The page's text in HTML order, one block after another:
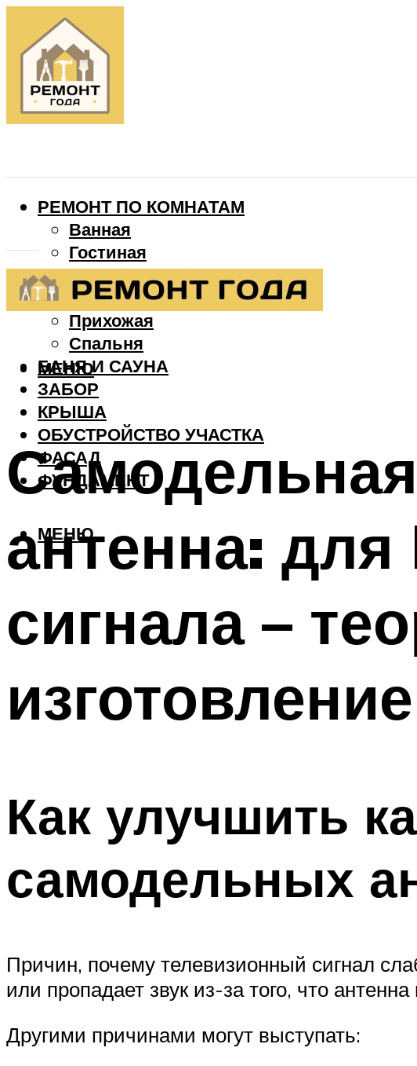
РЕМОНТ ПО КОМНАТАМ
Ванная
Гостиная
Детская
Кухня
Прихожая
Спальня
БАНЯ И САУНА
ЗАБОР
КРЫША
ОБУСТРОЙСТВО УЧАСТКА
ФАСАД
ФУНДАМЕНТ
МЕНЮ
МЕНЮ
антенна: для
сигнала –
изготовление
Как улучшить
самодельных
Причин, почему телевизионный сигнал
или пропадает звук из-за того, что
Другими причинами могут выступать: